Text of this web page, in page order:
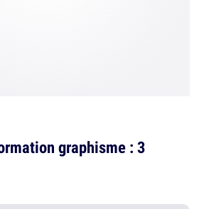
graphisme : 3